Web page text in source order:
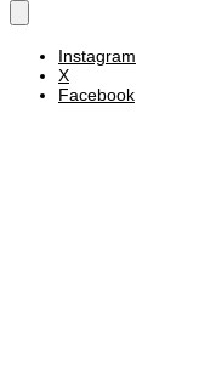
Instagram
X
Facebook